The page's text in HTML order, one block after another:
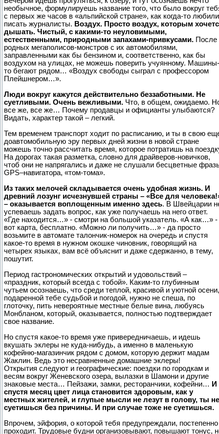
необычное, формулируешь название того, что было вокруг
с первых же часов в «альпийской стране», как когда-то любили
писать журналисты. Воздух. Просто воздух, которым
дышать. Чистый, с какими-то неуловимыми,
естественными, природными запахами-привкусами. После
родных мегаполисов-монстров с их автомобилями,
заправленными как бы бензином и, соответственно, как бы
воздухом на улицах, не можешь поверить учуянному. Машины-
то бегают рядом… «Воздух свободы сыграл с профессором
Плейшнером…».
Люди вокруг кажутся действительно беззаботными. Не
суетливыми. Очень вежливыми. Что, в общем, ожидаемо.
все же, все же… Почему продавцы и официанты улыбаются?
Видать, характер такой – легкий.
Тем временем транспорт ходит по расписанию, и ты в свою
доавтомобильную эру первых дней жизни в новой стране
можешь точно рассчитать время, которое потратишь на
На дорогах такая разметка, словно для драйверов-новичков,
чтоб они не напрягались и даже не слушали бесцветные
GPS–навигатора, «том-тома».
Из таких мелочей складывается очень удобная жизнь. И
древний лозунг исчезнувшей страны – «Все для
– оказывается воплощенным именно здесь. В Швейцарии
успеваешь задать вопрос, как уже получаешь на него ответ.
«Где находится…» - смотри на большой указатель. «А как…» -
вот карта, бесплатно. «Можно ли получить…» - да просто
возьмите в автомате талончик-номерок на очередь и спустя
какое-то время в нужном окошке чиновник, говорящий на
четырех языках, вам всё объяснит и даже сдержанно, в тему,
пошутит.
Период гастрономических открытий и удовольствий –
«праздник, который всегда с тобой». Каким-то глубинным
чутьем осознаешь, что среди теплой, красивой и уютной осени,
подаренной тебе судьбой и погодой, нужно не спеша, по
глоточку, пить невероятные местные белые вина, любуясь
Монбланом, который, оказывается, полностью подтверждает
свое название.
Но спустя какое-то время уже привередничаешь, и идешь
вкушать эклеры не куда-нибудь, а именно в маленькую
кофейню-магазинчик рядом с домом, которую держит мадам
Жаклин. Ведь это несравненные домашние эклеры!
Открытия следуют и географические: поездки по городкам и
весям вокруг Женевского озера, вылазки в Шамони и другие
знаковые места… Пейзажи, замки, ресторанчики, кофейни… И
спустя месяц цвет лица становится здоровым, как у
местных жителей, и глупые мысли не лезут в голову, ты не
суетишься без причины. И при случае тоже не суетишься.
Впрочем, эйфория, о которой тебя предупреждали, постепенно
проходит. Трудовые будни организовывают, повышают тонус,